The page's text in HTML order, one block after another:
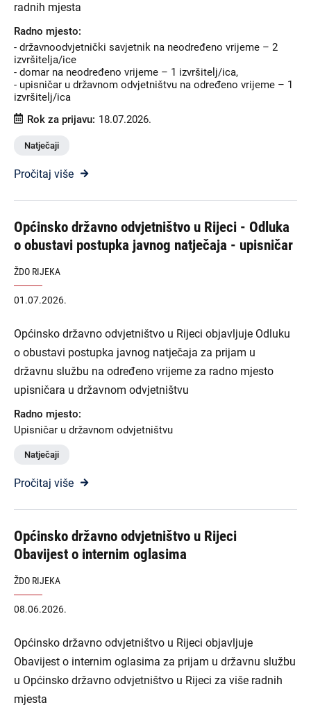
radnih mjesta
Radno mjesto:
- državnoodvjetnički savjetnik na neodređeno vrijeme – 2
izvršitelja/ice
- domar na neodređeno vrijeme – 1 izvršitelj/ica,
- upisničar u državnom odvjetništvu na određeno vrijeme – 1
izvršitelj/ica
Rok za prijavu: 18.07.2026.
Natječaji
Pročitaj više
Općinsko državno odvjetništvo u Rijeci - Odluka
o obustavi postupka javnog natječaja - upisničar
ŽDO RIJEKA
01.07.2026.
Općinsko državno odvjetništvo u Rijeci objavljuje Odluku
o obustavi postupka javnog natječaja za prijam u
državnu službu na određeno vrijeme za radno mjesto
upisničara u državnom odvjetništvu
Radno mjesto:
Upisničar u državnom odvjetništvu
Natječaji
Pročitaj više
Općinsko državno odvjetništvo u Rijeci
Obavijest o internim oglasima
ŽDO RIJEKA
08.06.2026.
Općinsko državno odvjetništvo u Rijeci objavljuje
Obavijest o internim oglasima za prijam u državnu službu
u Općinsko državno odvjetništvo u Rijeci za više radnih
mjesta